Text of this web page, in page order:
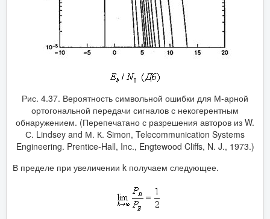
Рис. 4.37. Вероятность символьной ошибки для М-арной
ортогональной передачи сигналов с некогерентным
обнаружением. (Перепечатано с разрешения авторов из W.
С. Lindsey and М. К. Simon, Telecommunication Systems
Engineering. Prentice-Hall, Inc., Engtewood Cliffs, N. J., 1973.)
В пределе при увеличении k получаем следующее.